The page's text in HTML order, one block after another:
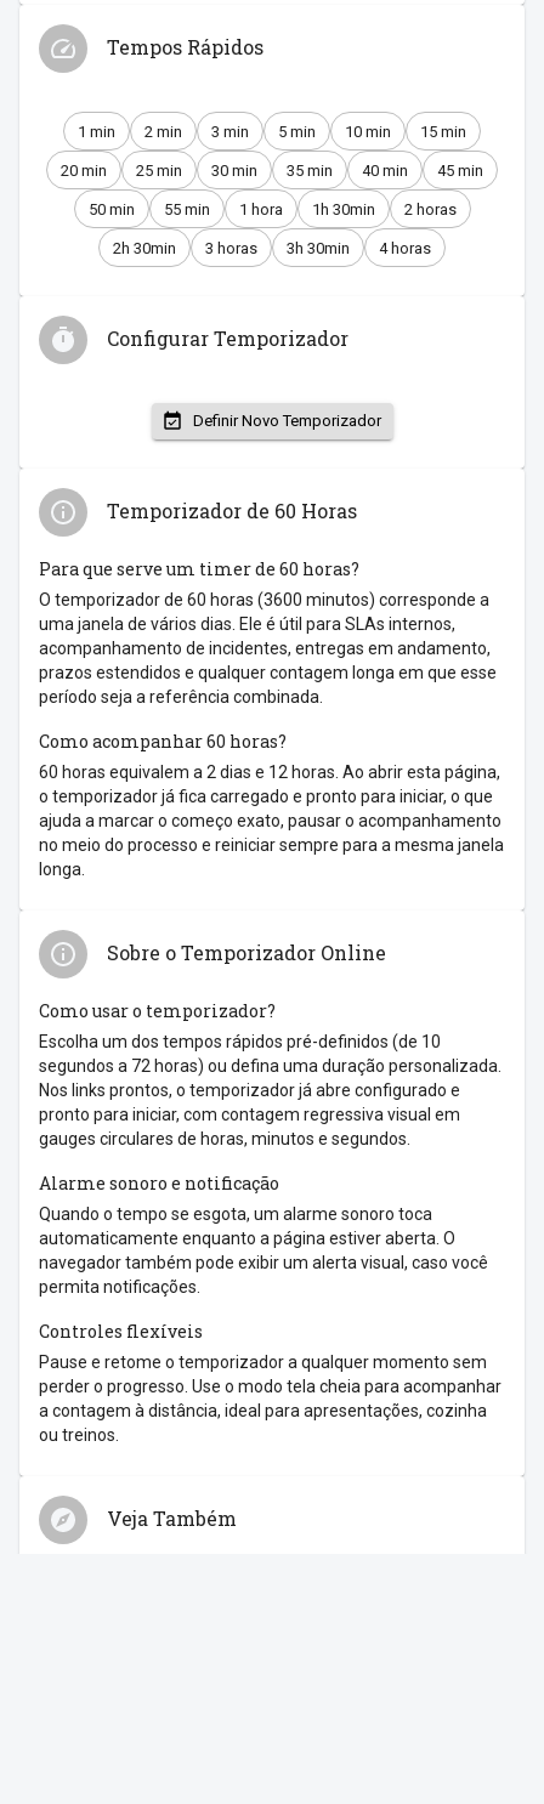
Tempos Rápidos
1 min 2 min 3 min 5 min 10 min 15 min
20 min 25 min 30 min 35 min 40 min 45 min
50 min 55 min 1 hora 1h 30min 2 horas
2h 30min 3 horas 3h 30min 4 horas
Configurar Temporizador
Definir Novo Temporizador
Temporizador de 60 Horas
Para que serve um timer de 60 horas?
O temporizador de 60 horas (3600 minutos) corresponde a
uma janela de vários dias. Ele é útil para SLAs internos,
acompanhamento de incidentes, entregas em andamento,
prazos estendidos e qualquer contagem longa em que esse
período seja a referência combinada.
Como acompanhar 60 horas?
60 horas equivalem a 2 dias e 12 horas. Ao abrir esta página,
o temporizador já fica carregado e pronto para iniciar, o que
ajuda a marcar o começo exato, pausar o acompanhamento
no meio do processo e reiniciar sempre para a mesma janela
longa.
Sobre o Temporizador Online
Como usar o temporizador?
Escolha um dos tempos rápidos pré-definidos (de 10
segundos a 72 horas) ou defina uma duração personalizada.
Nos links prontos, o temporizador já abre configurado e
pronto para iniciar, com contagem regressiva visual em
gauges circulares de horas, minutos e segundos.
Alarme sonoro e notificação
Quando o tempo se esgota, um alarme sonoro toca
automaticamente enquanto a página estiver aberta. O
navegador também pode exibir um alerta visual, caso você
permita notificações.
Controles flexíveis
Pause e retome o temporizador a qualquer momento sem
perder o progresso. Use o modo tela cheia para acompanhar
a contagem à distância, ideal para apresentações, cozinha
ou treinos.
Veja Também